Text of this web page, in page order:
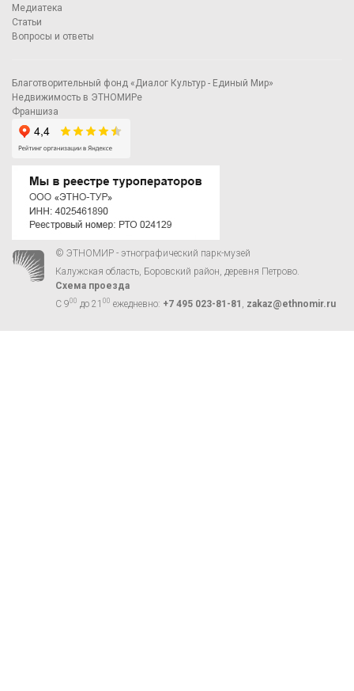
Медиатека
Статьи
Вопросы и ответы
Благотворительный фонд «Диалог Культур - Единый Мир»
Недвижимость в ЭТНОМИРе
Франшиза
© ЭТНОМИР - этнографический парк-музей
Калужская область, Боровский район, деревня Петрово.
Схема проезда
С 900 до 21 00 ежедневно: +7 495 023-81-81 , zakaz@ethnomir.ru